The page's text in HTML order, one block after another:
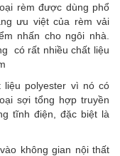
rèm được dùng phổ
ưu việt của rèm vải
nhấn cho ngôi nhà.
có rất nhiều chất liệu
polyester vì nó có
sợi tổng hợp truyền
tĩnh điện, đặc biệt là
không gian nội thất